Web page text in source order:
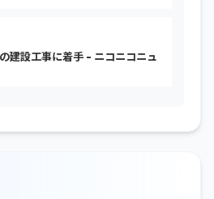
建設工事に着手 - ニコニコニュ